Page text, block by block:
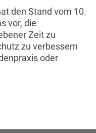
den Stand vom 10.
vor, die
Zeit zu
zu verbessern
oder